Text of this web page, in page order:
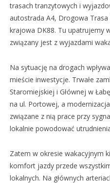
trasach tranzytowych i
autostrada A4, Drogowa Trasa
krajowa DK88. Tu upatrujemy
związany jest z wyjazdami
Na sytuację na drogach
mieście inwestycje. Trwałe
Staromiejskiej i Głównej w
na ul. Portowej, a
związane z nią prace przy
lokalnie powodować
Zatem w okresie wakacyjnym
komfort jazdy przede
lokalnych. Na głównych